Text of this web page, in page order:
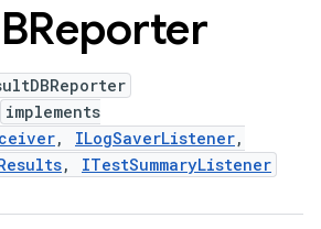
implements
, ILogSaverListener,
, ITestSummaryListener